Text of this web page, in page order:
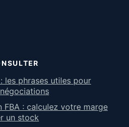
les phrases utiles pour
FBA : calculez votre marge
un stock